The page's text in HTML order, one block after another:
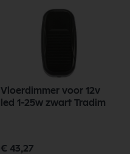
Vloerdimmer voor 12v
led 1-25w zwart Tradim
€ 43,27